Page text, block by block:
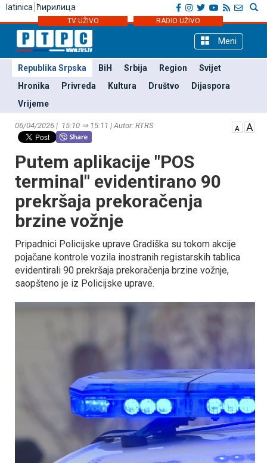
latinica ћирилица
TV UŽIVO RADIO UŽIVO
Meni
Republika Srpska BiH Srbija Region
Svijet
Hronika
Privreda Kultura Društvo
Dijaspora
Vrijeme
06/04/2026 | 15:10 ⇒ 15:11 | Autor: RTRS
Putem aplikacije "POS
terminal" evidentirano 90
prekršaja prekoračenja
brzine vožnje
Pripadnici Policijske uprave Gradiška su tokom akcije
pojačane kontrole vozila inostranih registarskih tablica
evidentirali 90 prekršaja prekoračenja brzine vožnje,
saopšteno je iz Policijske uprave.